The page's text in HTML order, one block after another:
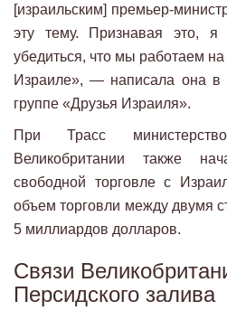
[израильским] премьер-
эту тему. Признавая это, я
убедиться, что мы работаем
Израиле», — написала она в
группе «Друзья Израиля».
При Трасс
Великобритании также
свободной торговле с
объем торговли между двумя
5 миллиардов долларов.
Связи
Персидского залива